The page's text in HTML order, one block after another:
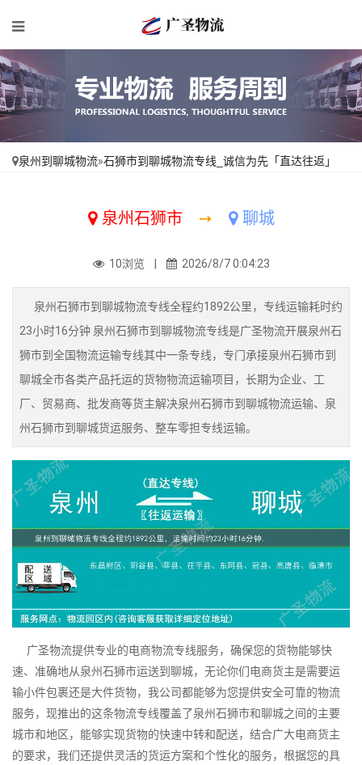
泉州到聊城物流»石狮市到聊城物流专线_诚信为先「直达往返」
泉州石狮市 ➙ 聊城
10浏览 | 2026/8/7 0:04:23
泉州石狮市到聊城物流专线全程约1892公里，专线运输耗时约
23小时16分钟 泉州石狮市到聊城物流专线是广圣物流开展泉州石
狮市到全国物流运输专线其中一条专线，专门承接泉州石狮市到
聊城全市各类产品托运的货物物流运输项目，长期为企业、工
厂、贸易商、批发商等货主解决泉州石狮市到聊城物流运输、泉
州石狮市到聊城货运服务、整车零担专线运输。
广圣物流提供专业的电商物流专线服务，确保您的货物能够快
速、准确地从泉州石狮市运送到聊城，无论你们电商货主是需要运
输小件包裹还是大件货物，我公司都能够为您提供安全可靠的物流
服务，现推出的这条物流专线覆盖了泉州石狮市和聊城之间的主要
城市和地区，能够实现货物的快速中转和配送，结合广大电商货主
的要求，我们还提供灵活的货运方案和个性化的服务，根据您的具